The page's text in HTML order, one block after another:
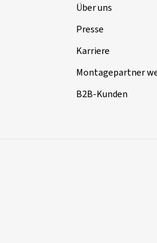
Über uns
Presse
Karriere
Montagepartner
B2B-Kunden